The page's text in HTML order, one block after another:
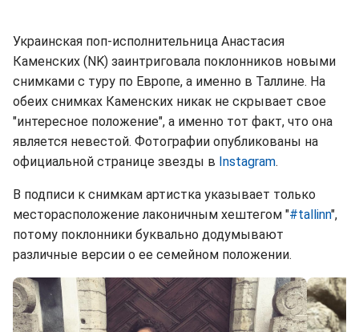
Украинская поп-исполнительница Анастасия
Каменских (NK) заинтриговала поклонников новыми
снимками с туру по Европе, а именно в Таллине. На
обеих снимках Каменских никак не скрывает свое
"интересное положение", а именно тот факт, что она
является невестой. Фотографии опубликованы на
официальной странице звезды в Instagram.
В подписи к снимкам артистка указывает только
месторасположение лаконичным хештегом "#tallinn",
потому поклонники буквально додумывают
различные версии о ее семейном положении.